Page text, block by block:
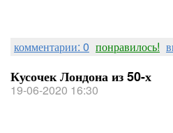
комментарии: 0 понравилось!
Кусочек Лондона из 50-х
19-06-2020 16:30